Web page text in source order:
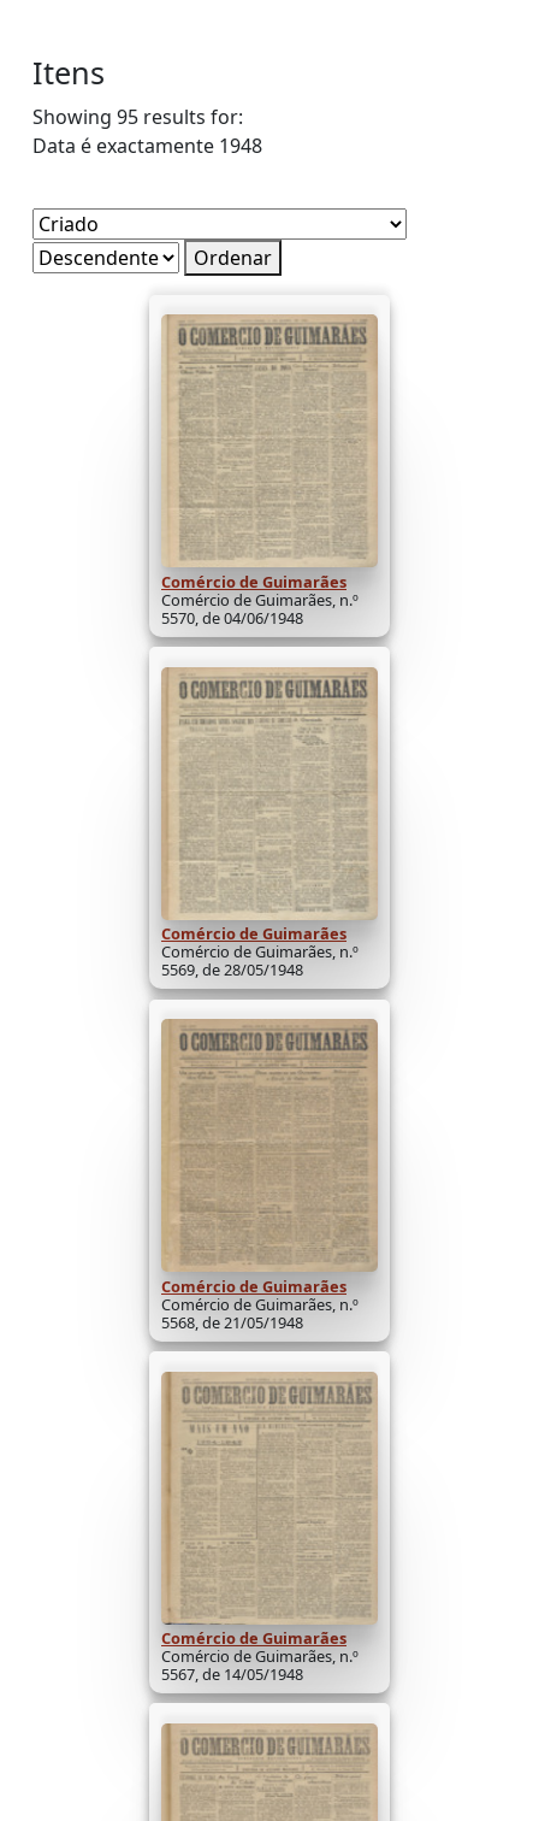
Itens
Showing 95 results for:
Data é exactamente 1948
Ordenar
Comércio de Guimarães
Comércio de Guimarães, n.º
5570, de 04/06/1948
Comércio de Guimarães
Comércio de Guimarães, n.º
5569, de 28/05/1948
Comércio de Guimarães
Comércio de Guimarães, n.º
5568, de 21/05/1948
Comércio de Guimarães
Comércio de Guimarães, n.º
5567, de 14/05/1948